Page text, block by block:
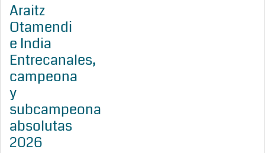
Araitz
Otamendi
e India
Entrecanales,
campeona
y
subcampeona
absolutas
2026